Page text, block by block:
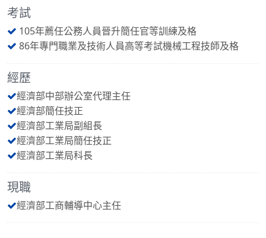
考試
105年薦任公務人員晉升簡任官等訓練及格
86年專門職業及技術人員高等考試機械工程技師及格
經歷
經濟部中部辦公室代理主任
經濟部簡任技正
經濟部工業局副組長
經濟部工業局簡任技正
經濟部工業局科長
現職
經濟部工商輔導中心主任